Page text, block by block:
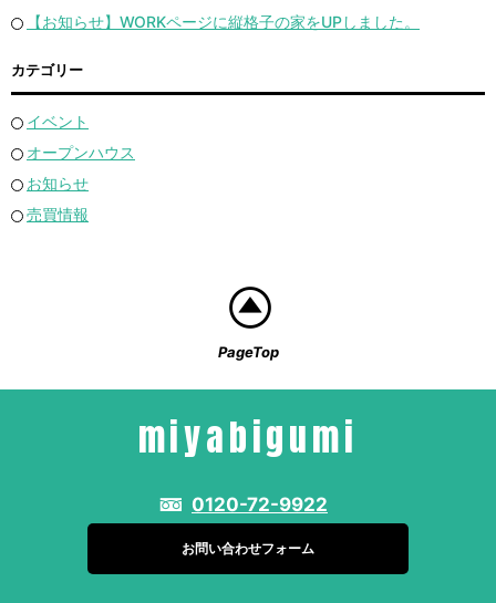
【お知らせ】WORKページに縦格子の家をUPしました。
カテゴリー
イベント
オープンハウス
お知らせ
売買情報
PageTop
miyabigumi
0120-72-9922
お問い合わせフォーム